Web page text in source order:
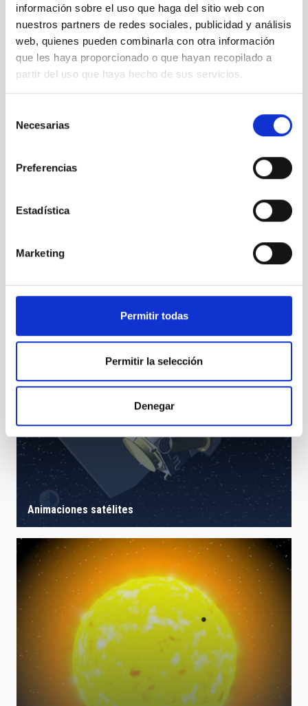
información sobre el uso que haga del sitio web con
nuestros partners de redes sociales, publicidad y análisis
web, quienes pueden combinarla con otra información
que les haya proporcionado o que hayan recopilado a
partir del uso que haya hecho de sus servicios.
Necesarias
Preferencias
Estadística
Marketing
Permitir todas
Permitir la selección
Denegar
de óptica
adaptativa
turbulenta
las
agua en un
Te puede interesar
Animaciones satélites